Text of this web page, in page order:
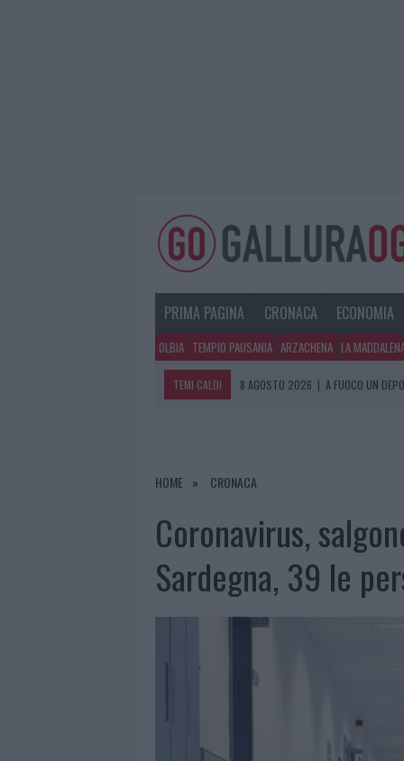
PRIMA PAGINA CRONACA ECONOMIA
OLBIA TEMPIO PAUSANIA ARZACHENA LA
TEMI CALDI 8 AGOSTO 2026 | A FUOCO UN
7 AGOSTO 2026
|
HOME CRONACA
Coronavirus,
Sardegna, 39 le